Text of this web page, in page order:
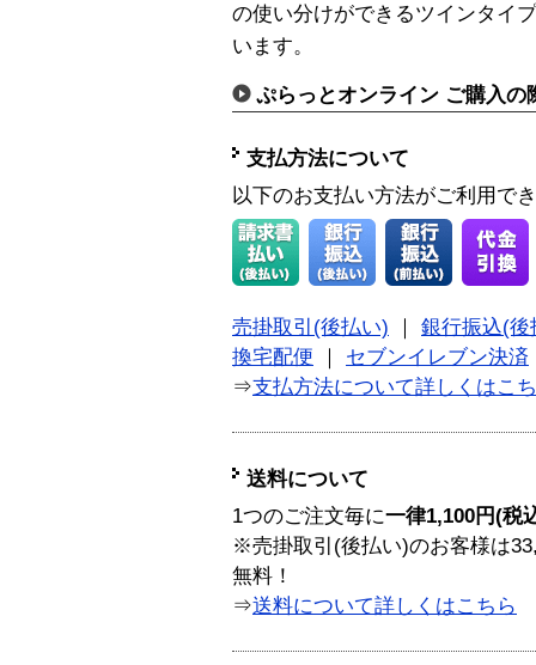
の使い分けができるツインタイ
います。
ぷらっとオンライン ご購入の
支払方法について
以下のお支払い方法がご利用で
売掛取引(後払い)
銀行振込(後
換宅配便
セブンイレブン決済
⇒支払方法について詳しくはこ
送料について
1つのご注文毎に一律1,100円(税
※売掛取引(後払い)のお客様は
無料！
⇒送料について詳しくはこちら